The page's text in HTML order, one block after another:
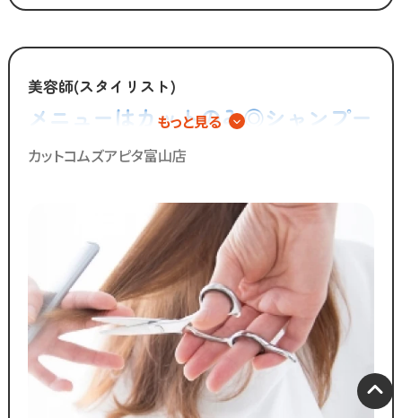
そんな働き方はもう古い。
カット専門店の「カットコムズ」。
「今より稼げるけど、ホワイトな労働環境」
で一緒に働きませんか？
30代～50代の方に
多く選ばれています！
＼
ブランクがあっても大丈夫！
数多くのスタッフ教育をしてきた
ノウハウによる安心の教育制度あり。
各店舗にベテランスタッフが
美容師(スタイリスト)
メニューはカットのみ◎シャンプー
やカラー、パーマの施術は一切無い
もっと見る
カットコムズアピタ富山店